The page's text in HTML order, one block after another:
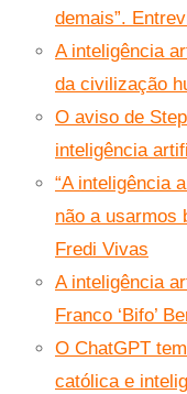
demais”.
A inteligência
da civilização
O aviso de
inteligência
“A inteligência
não a usarmos
Fredi Vivas
A inteligência
Franco ‘Bifo’
O ChatGPT
católica e